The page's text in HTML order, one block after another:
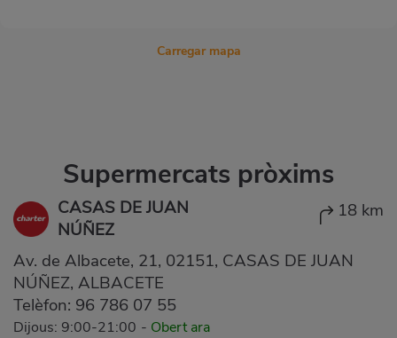
Carregar mapa
Supermercats pròxims
CASAS DE JUAN
NÚÑEZ
18 km
Av. de Albacete, 21, 02151, CASAS DE JUAN
NÚÑEZ, ALBACETE
Telèfon: 96 786 07 55
Dijous: 9:00-21:00 - Obert ara